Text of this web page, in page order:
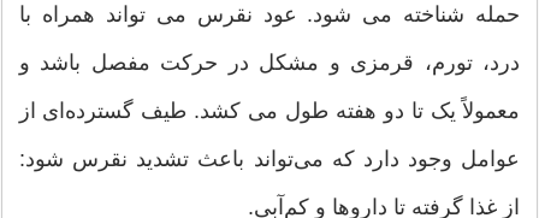
حمله شناخته می شود. عود نقرس می تواند همراه با
درد، تورم، قرمزی و مشکل در حرکت مفصل باشد و
معمولاً یک تا دو هفته طول می کشد. طیف گسترده‌ای از
عوامل وجود دارد که می‌تواند باعث تشدید نقرس شود:
از غذا گرفته تا داروها و کم‌آبی.